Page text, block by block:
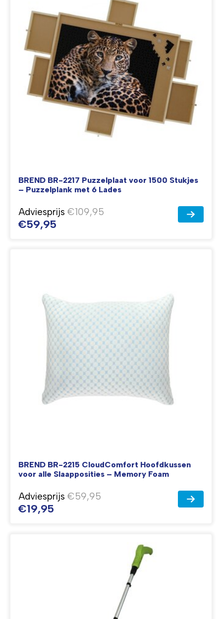
BREND BR-2217 Puzzelplaat voor 1500 Stukjes
– Puzzelplank met 6 Lades
Adviesprijs €109,95
€59,95
BREND BR-2215 CloudComfort Hoofdkussen
voor alle Slaapposities – Memory Foam
Adviesprijs €59,95
€19,95